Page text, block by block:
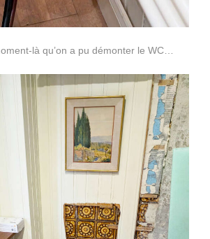
là qu’on a pu démonter le WC…